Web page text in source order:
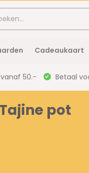
Cadeaukaart
50.- Betaal
pot